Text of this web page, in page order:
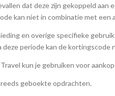
dat deze zijn gekoppeld
kan niet in combinatie met een
en overige specifieke
deze periode kan de
kun je gebruiken voor
geboekte opdrachten.